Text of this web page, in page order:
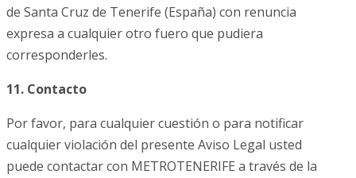
de Santa Cruz de Tenerife (España) con renuncia
expresa a cualquier otro fuero que pudiera
corresponderles.
11. Contacto
Por favor, para cualquier cuestión o para notificar
cualquier violación del presente Aviso Legal usted
puede contactar con METROTENERIFE a través de la